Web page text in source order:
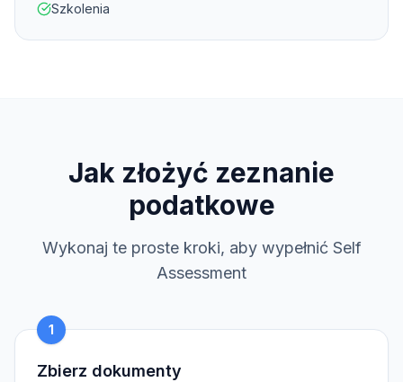
Szkolenia
Jak złożyć zeznanie
podatkowe
Wykonaj te proste kroki, aby wypełnić Self
Assessment
1
Zbierz dokumenty